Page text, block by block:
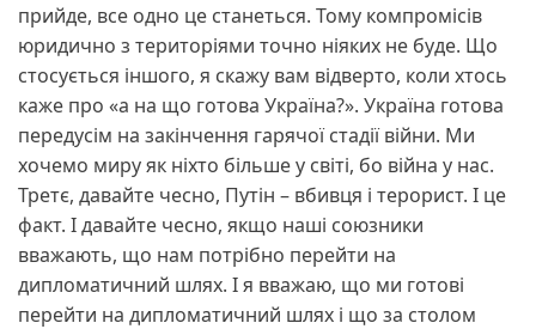
прийде, все одно це станеться. Тому компромісів
юридично з територіями точно ніяких не буде. Що
стосується іншого, я скажу вам відверто, коли хтось
каже про «а на що готова Україна?». Україна готова
передусім на закінчення гарячої стадії війни. Ми
хочемо миру як ніхто більше у світі, бо війна у нас.
Третє, давайте чесно, Путін – вбивця і терорист. І це
факт. І давайте чесно, якщо наші союзники
вважають, що нам потрібно перейти на
дипломатичний шлях. І я вважаю, що ми готові
перейти на дипломатичний шлях і що за столом